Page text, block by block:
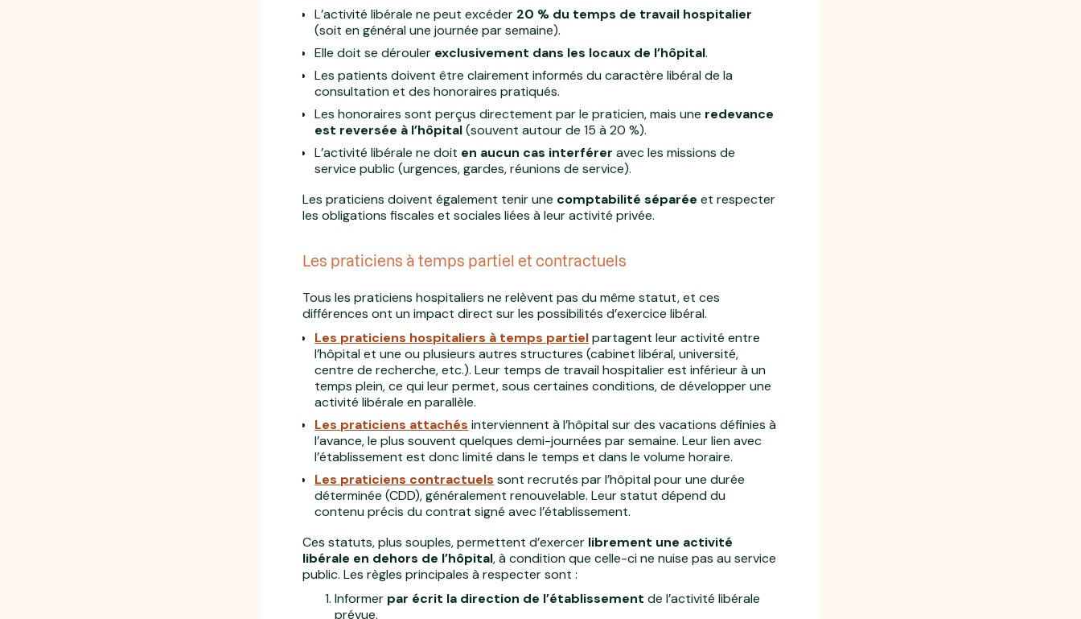
L’activité libérale ne peut excéder 20 % du temps de travail hospitalier
(soit en général une journée par semaine).
Elle doit se dérouler exclusivement dans les locaux de l’hôpital.
Les patients doivent être clairement informés du caractère libéral de la
consultation et des honoraires pratiqués.
Les honoraires sont perçus directement par le praticien, mais une redevance
est reversée à l’hôpital(souvent autour de 15 à 20 %).
L’activité libérale ne doit en aucun cas interférer avec les missions de
service public (urgences, gardes, réunions de service).
Les praticiens doivent également tenir une comptabilité séparée et respecter
les obligations fiscales et sociales liées à leur activité privée.
Les praticiens à temps partiel et contractuels
Tous les praticiens hospitaliers ne relèvent pas du même statut, et ces
différences ont un impact direct sur les possibilités d’exercice libéral.
Les praticiens hospitaliers à temps partielpartagent leur activité entre
l’hôpital et une ou plusieurs autres structures (cabinet libéral, université,
centre de recherche, etc.). Leur temps de travail hospitalier est inférieur à un
temps plein, ce qui leur permet, sous certaines conditions, de développer une
activité libérale en parallèle.
Les praticiens attachés interviennent à l’hôpital sur des vacations définies à
l’avance, le plus souvent quelques demi-journées par semaine. Leur lien avec
l’établissement est donc limité dans le temps et dans le volume horaire.
Les praticiens contractuels sont recrutés par l’hôpital pour une durée
déterminée (CDD), généralement renouvelable. Leur statut dépend du
contenu précis du contrat signé avec l’établissement.
Ces statuts, plus souples, permettent d’exercer librement une activité
libérale en dehors de l’hôpital, à condition que celle-ci ne nuise pas au service
public. Les règles principales à respecter sont :
Informer par écrit la direction de l’établissement de l’activité libérale
prévue.